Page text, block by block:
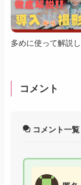
多めに使って解説し
コメント
コメント一覧